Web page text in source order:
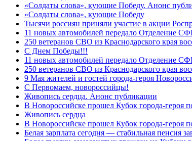
«Солдаты слова», кующие Победу. Анонс
«Солдаты слова», кующие Победу
Тысячи россиян приняли участие в акции
11 новых автомобилей передало Отделение
250 ветеранов СВО из Краснодарского края
С Днем Победы!!!
11 новых автомобилей передало Отделение
250 ветеранов СВО из Краснодарского края
9 Мая жителей и гостей города-героя
C Первомаем, новороссийцы!
Живопись сердца. Анонс публикации
В Новороссийске прошел Кубок города-героя
Живопись сердца
В Новороссийске прошел Кубок города-героя
Белая зарплата сегодня — стабильная пенсия